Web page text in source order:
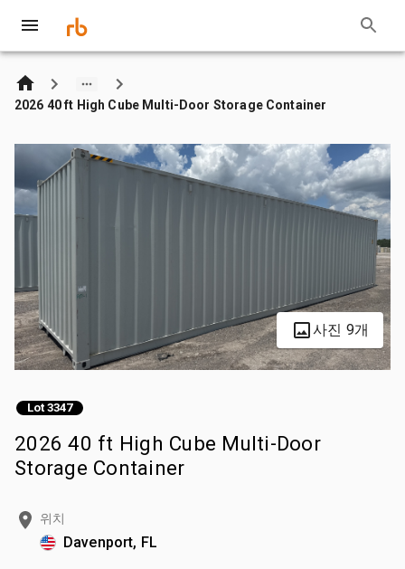
2026 40 ft High Cube Multi-Door Storage Container
사진 9개
Lot 3347
2026 40 ft High Cube Multi-Door
Storage Container
위치
Davenport, FL